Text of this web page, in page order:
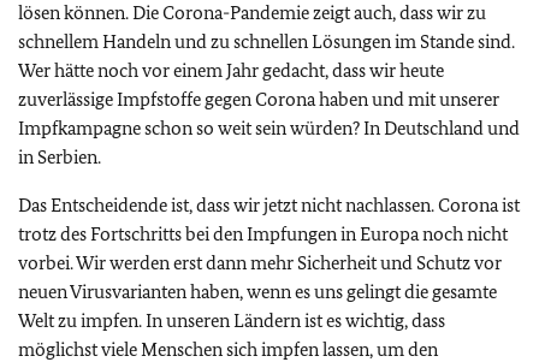
lösen können. Die Corona-Pandemie zeigt auch, dass wir zu
schnellem Handeln und zu schnellen Lösungen im Stande sind.
Wer hätte noch vor einem Jahr gedacht, dass wir heute
zuverlässige Impfstoffe gegen Corona haben und mit unserer
Impfkampagne schon so weit sein würden? In Deutschland und
in Serbien.
Das Entscheidende ist, dass wir jetzt nicht nachlassen. Corona ist
trotz des Fortschritts bei den Impfungen in Europa noch nicht
vorbei. Wir werden erst dann mehr Sicherheit und Schutz vor
neuen Virusvarianten haben, wenn es uns gelingt die gesamte
Welt zu impfen. In unseren Ländern ist es wichtig, dass
möglichst viele Menschen sich impfen lassen, um den